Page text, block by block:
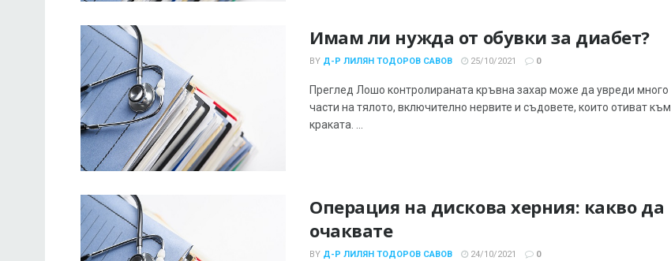
Имам ли нужда от обувки за диабет?
BY Д-Р ЛИЛЯН ТОДОРОВ САВОВ 25/10/2021 0
Преглед Лошо контролираната кръвна захар може да увреди много
части на тялото, включително нервите и съдовете, които отиват към
краката. ...
Операция на дискова херния: какво да
очаквате
BY Д-Р ЛИЛЯН ТОДОРОВ САВОВ 24/10/2021 0